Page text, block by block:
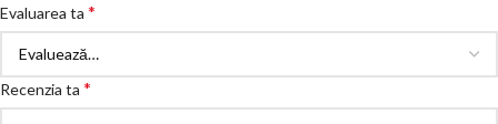
Evaluarea ta *
Recenzia ta *